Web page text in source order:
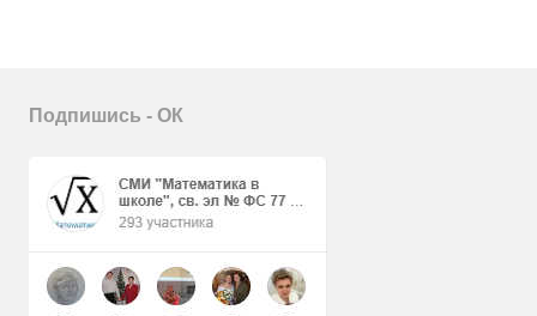
Подпишись - ОК